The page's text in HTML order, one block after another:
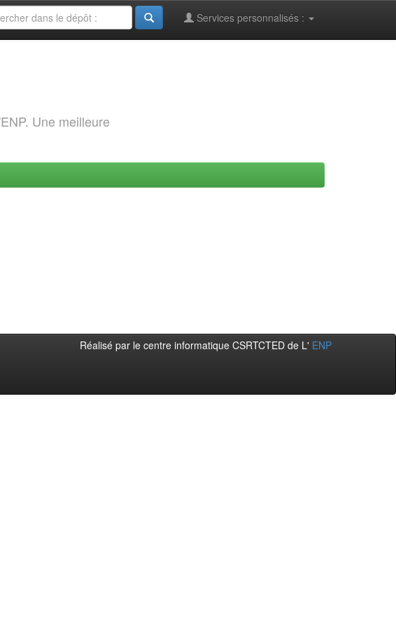
Services personnalisés :
Une meilleure
Réalisé par le centre informatique CSRTCTED de L' ENP